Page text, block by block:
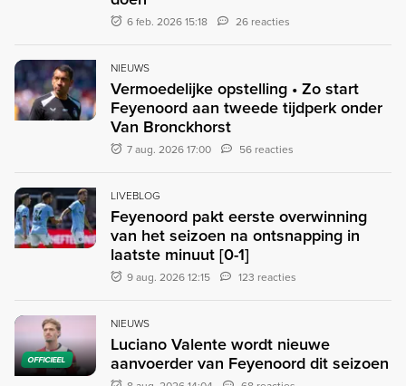
6 feb. 2026 15:18 26 reacties
NIEUWS
Vermoedelijke opstelling • Zo start
Feyenoord aan tweede tijdperk onder
Van Bronckhorst
7 aug. 2026 17:00 56 reacties
LIVEBLOG
Feyenoord pakt eerste overwinning
van het seizoen na ontsnapping in
laatste minuut [0-1]
9 aug. 2026 12:15 123 reacties
OFFICIEEL
NIEUWS
Luciano Valente wordt nieuwe
aanvoerder van Feyenoord dit seizoen